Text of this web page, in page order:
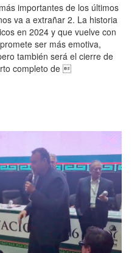
importantes de los últimos
va a extrañar 2. La historia
en 2024 y que vuelve con
ser más emotiva,
también será el cierre de
completo de 